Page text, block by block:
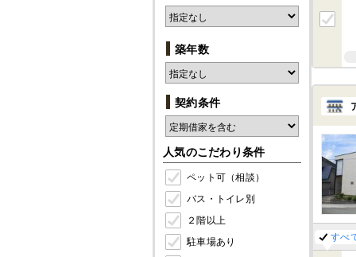
築年数
契約条件
人気のこだわり条件
ペット可（相談）
バス・トイレ別
２階以上
駐車場あり
すべ